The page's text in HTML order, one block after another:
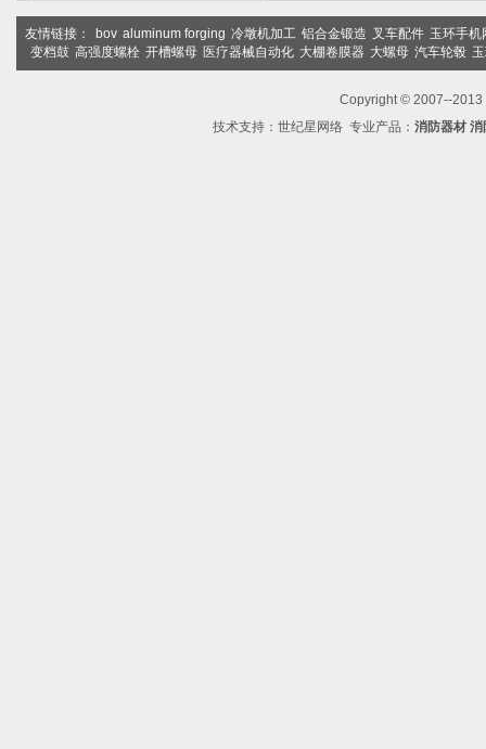
友情链接： bov aluminum forging 冷墩机加工 铝合金锻造 叉车配件 玉环手机
变档鼓 高强度螺栓 开槽螺母 医疗器械自动化 大棚卷膜器 大螺母 汽车轮毂
Copyright © 2007--2013
技术支持： 世纪星网络专业产品： 消防器材 消